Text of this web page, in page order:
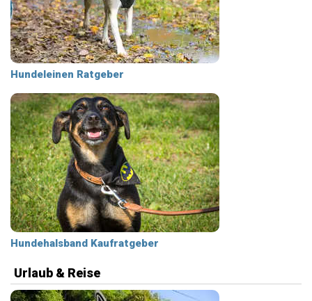
Hundeleinen Ratgeber
Hundehalsband Kaufratgeber
Urlaub & Reise